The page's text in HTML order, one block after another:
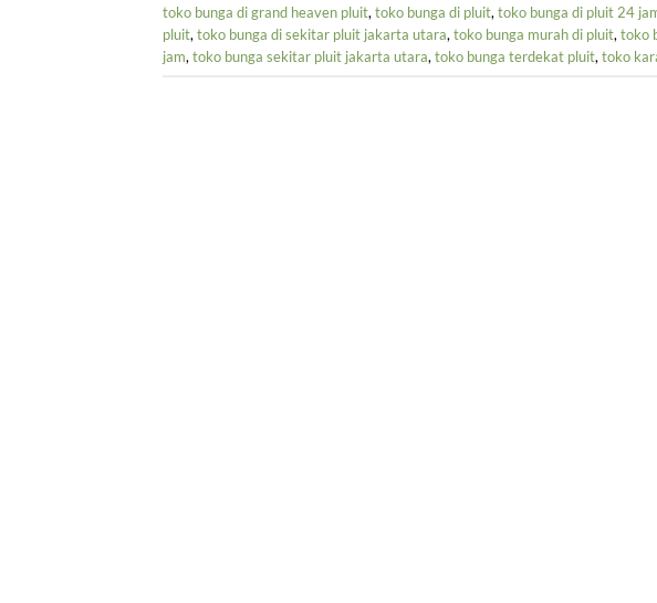
toko bunga di grand heaven pluit, toko bunga di pluit, toko bunga di pluit 24
pluit, toko bunga di sekitar pluit jakarta utara, toko bunga murah di pluit, toko
jam, toko bunga sekitar pluit jakarta utara, toko bunga terdekat pluit, toko